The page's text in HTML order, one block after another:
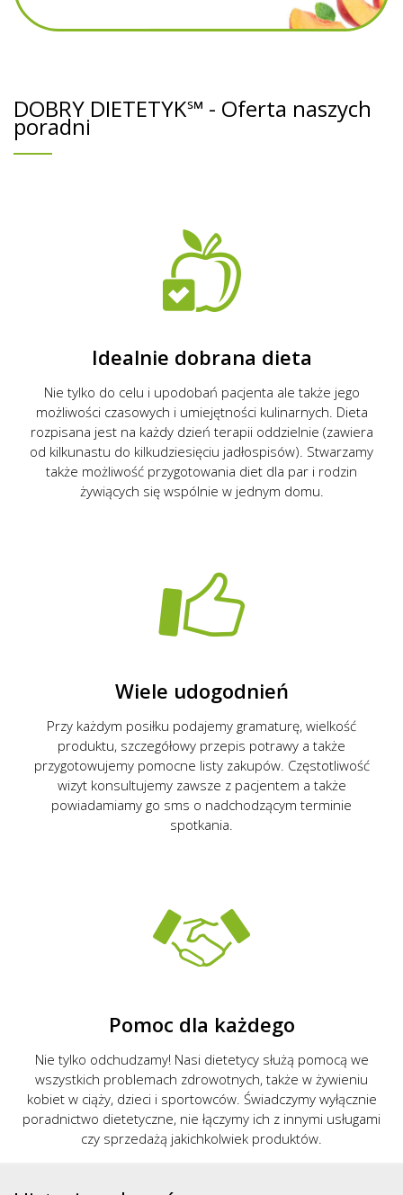
DOBRY DIETETYK℠ - Oferta naszych
poradni
Idealnie dobrana dieta
Nie tylko do celu i upodobań pacjenta ale także jego
możliwości czasowych i umiejętności kulinarnych. Dieta
rozpisana jest na każdy dzień terapii oddzielnie (zawiera
od kilkunastu do kilkudziesięciu jadłospisów). Stwarzamy
także możliwość przygotowania diet dla par i rodzin
żywiących się wspólnie w jednym domu.
Wiele udogodnień
Przy każdym posiłku podajemy gramaturę, wielkość
produktu, szczegółowy przepis potrawy a także
przygotowujemy pomocne listy zakupów. Częstotliwość
wizyt konsultujemy zawsze z pacjentem a także
powiadamiamy go sms o nadchodzącym terminie
spotkania.
Pomoc dla każdego
Nie tylko odchudzamy! Nasi dietetycy służą pomocą we
wszystkich problemach zdrowotnych, także w żywieniu
kobiet w ciąży, dzieci i sportowców. Świadczymy wyłącznie
poradnictwo dietetyczne, nie łączymy ich z innymi usługami
czy sprzedażą jakichkolwiek produktów.